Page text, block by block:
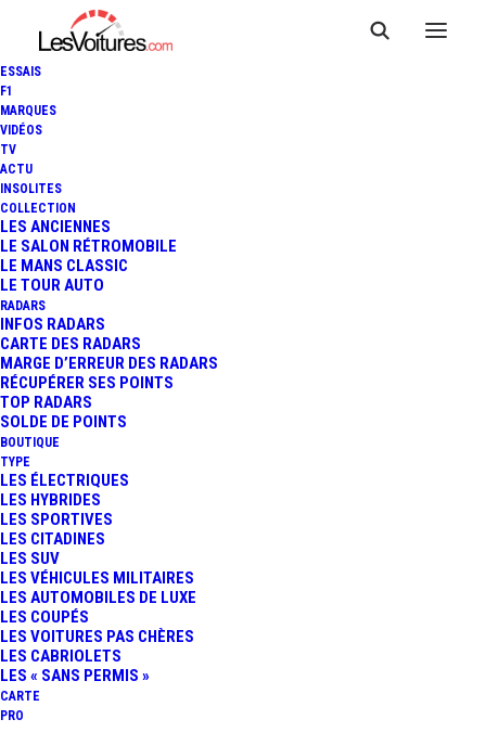
ESSAIS
F1
MARQUES
VIDÉOS
TV
ACTU
INSOLITES
COLLECTION
LES ANCIENNES
LE SALON RÉTROMOBILE
LE MANS CLASSIC
LE TOUR AUTO
RADARS
INFOS RADARS
CARTE DES RADARS
MARGE D’ERREUR DES RADARS
RÉCUPÉRER SES POINTS
TOP RADARS
SOLDE DE POINTS
BOUTIQUE
TYPE
LES ÉLECTRIQUES
LES HYBRIDES
LES SPORTIVES
LES CITADINES
LES SUV
LES VÉHICULES MILITAIRES
LES AUTOMOBILES DE LUXE
LES COUPÉS
LES VOITURES PAS CHÈRES
LES CABRIOLETS
LES « SANS PERMIS »
CARTE
PRO
Informations
Catégorie
Adresse